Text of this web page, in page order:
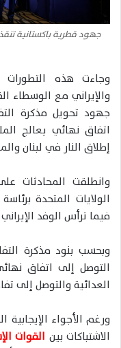
جهود قطرية باكستانية
وجاءت هذه التطورات
والإيراني مع الوسطاء
جهود تحويل مذكرة
اتفاق نهائي يعالج
إطلاق النار في لبنان
وانطلقت المحادثات
الولايات المتحدة
فيما ترأس الوفد
وبحسب بنود مذكرة
العدائية والتوصل إلى
ورغم الأجواء الإيجابية
الاشتباكات بين القوات